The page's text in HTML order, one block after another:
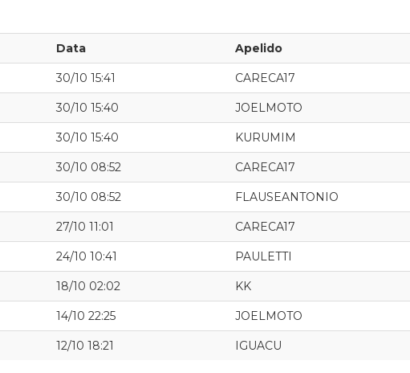
Data Apelido
30/10 15:41 CARECA17
30/10 15:40 JOELMOTO
30/10 15:40 KURUMIM
30/10 08:52 CARECA17
30/10 08:52 FLAUSEANTONIO
27/10 11:01 CARECA17
24/10 10:41 PAULETTI
18/10 02:02 KK
14/10 22:25 JOELMOTO
12/10 18:21 IGUACU